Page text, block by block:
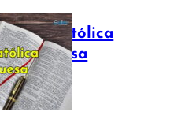
Bíblia Católica
Portuguesa
July 16, 2025